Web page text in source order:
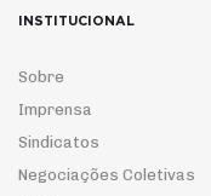
INSTITUCIONAL
Sobre
Imprensa
Sindicatos
Negociações Coletivas